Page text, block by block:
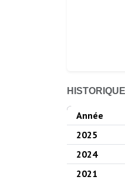
Année
2025
2024
2021